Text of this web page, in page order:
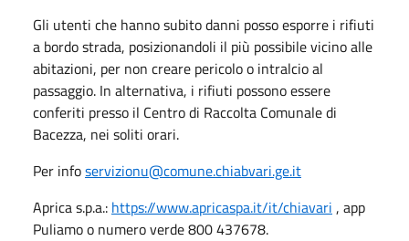
Gli utenti che hanno subito danni posso esporre i rifiuti
a bordo strada, posizionandoli il più possibile vicino alle
abitazioni, per non creare pericolo o intralcio al
passaggio. In alternativa, i rifiuti possono essere
conferiti presso il Centro di Raccolta Comunale di
Bacezza, nei soliti orari.
Per infoservizionu@comune.chiabvari.ge.it
Aprica s.p.a.: https://www.apricaspa.it/it/chiavari , app
Puliamo o numero verde 800 437678.